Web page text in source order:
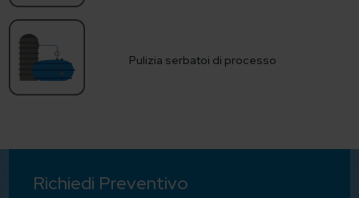
Pulizia serbatoi di processo
Richiedi Preventivo